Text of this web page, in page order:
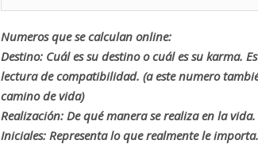
Numeros que se calculan online:
Destino: Cuál es su destino o cuál es su karma.
lectura de compatibilidad. (a este numero
camino de vida)
Realización: De qué manera se realiza en la vida.
Iniciales: Representa lo que realmente le importa.